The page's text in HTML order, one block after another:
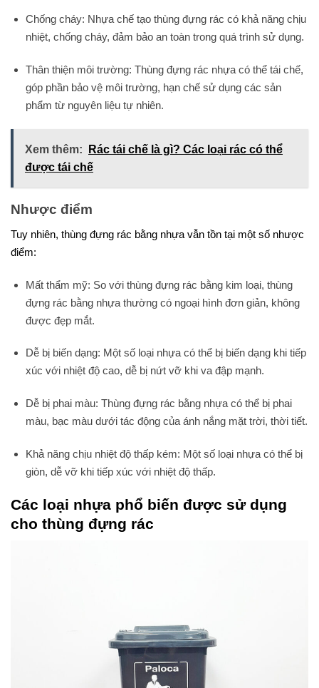
Chống cháy: Nhựa chế tạo thùng đựng rác có khả năng chịu
nhiệt, chống cháy, đảm bảo an toàn trong quá trình sử dụng.
Thân thiện môi trường: Thùng đựng rác nhựa có thể tái chế,
góp phần bảo vệ môi trường, hạn chế sử dụng các sản
phẩm từ nguyên liệu tự nhiên.
Xem thêm:
Rác tái chế là gì? Các loại rác có thể
được tái chế
Nhược điểm
Tuy nhiên, thùng đựng rác bằng nhựa vẫn tồn tại một số nhược
điểm:
Mất thẩm mỹ: So với thùng đựng rác bằng kim loại, thùng
đựng rác bằng nhựa thường có ngoại hình đơn giản, không
được đẹp mắt.
Dễ bị biến dạng: Một số loại nhựa có thể bị biến dạng khi tiếp
xúc với nhiệt độ cao, dễ bị nứt vỡ khi va đập mạnh.
Dễ bị phai màu: Thùng đựng rác bằng nhựa có thể bị phai
màu, bạc màu dưới tác động của ánh nắng mặt trời, thời tiết.
Khả năng chịu nhiệt độ thấp kém: Một số loại nhựa có thể bị
giòn, dễ vỡ khi tiếp xúc với nhiệt độ thấp.
Các loại nhựa phổ biến được sử dụng
cho thùng đựng rác